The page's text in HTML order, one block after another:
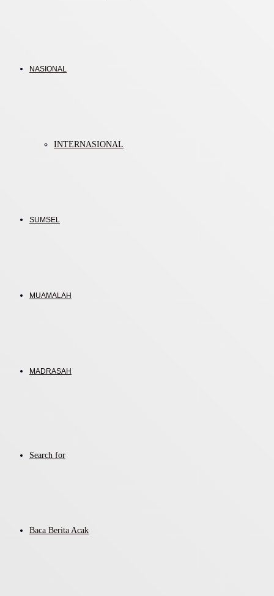
NASIONAL
INTERNASIONAL
SUMSEL
MUAMALAH
MADRASAH
Search for
Baca Berita Acak